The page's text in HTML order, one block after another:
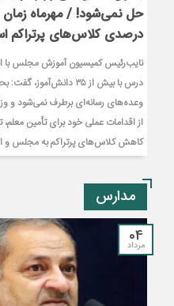
درصدی کلاس‌های پرتراکم
درس با بیش از ۳۵
وعده‌های رسانه‌ای برطرف نمی‌شود و
از اقدامات عملی خود برای تأمین
کاهش کلاس‌های پرتراکم به مجلس و
مدارس
04
مرداد